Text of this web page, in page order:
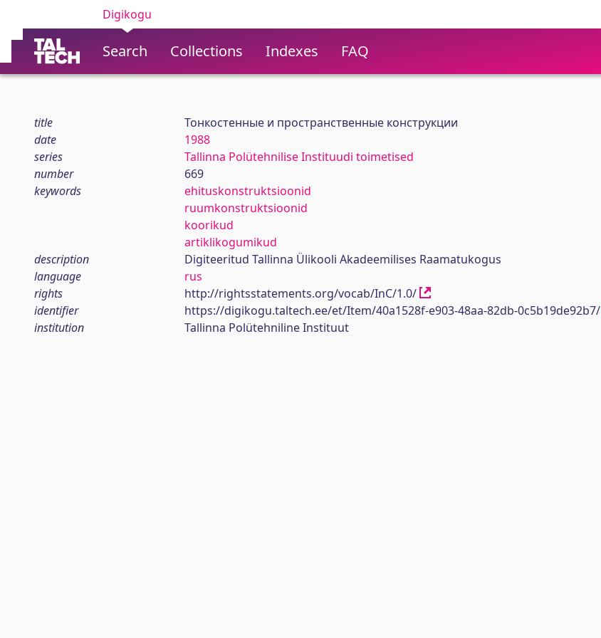
Digikogu
Search Collections Indexes FAQ
title
Тонкостенные и пространственные конструкции
date
1988
series
Tallinna Polütehnilise Instituudi toimetised
number
669
keywords
ehituskonstruktsioonid
ruumkonstruktsioonid
koorikud
artiklikogumikud
description
Digiteeritud Tallinna Ülikooli Akadeemilises Raamatukogus
language
rus
rights
http://rightsstatements.org/vocab/InC/1.0/
identifier
https://digikogu.taltech.ee/et/Item/40a1528f-e903-48aa-82db-0c5b19de92b7/
institution
Tallinna Polütehniline Instituut